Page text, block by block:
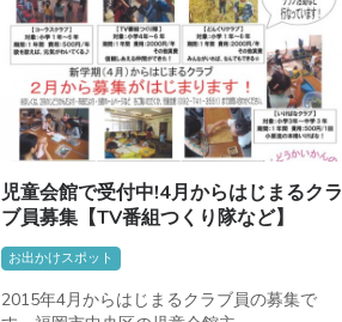
児童会館で受付中!4月からはじまるクラ
ブ員募集【TV番組つくり隊など】
お出かけスポット
2015年4月からはじまるクラブ員の募集で